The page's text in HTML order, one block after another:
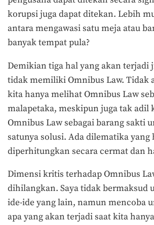
korupsi juga dapat ditekan. Lebih
antara mengawasi satu meja atau
banyak tempat pula?
Demikian tiga hal yang akan terjadi
tidak memiliki Omnibus Law. Tidak
kita hanya melihat Omnibus Law
malapetaka, meskipun juga tak adil
Omnibus Law sebagai barang sakti
satunya solusi. Ada dilematika yang
diperhitungkan secara cermat dan
Dimensi kritis terhadap Omnibus
dihilangkan. Saya tidak bermaksud
ide-ide yang lain, namun mencoba
apa yang akan terjadi saat kita